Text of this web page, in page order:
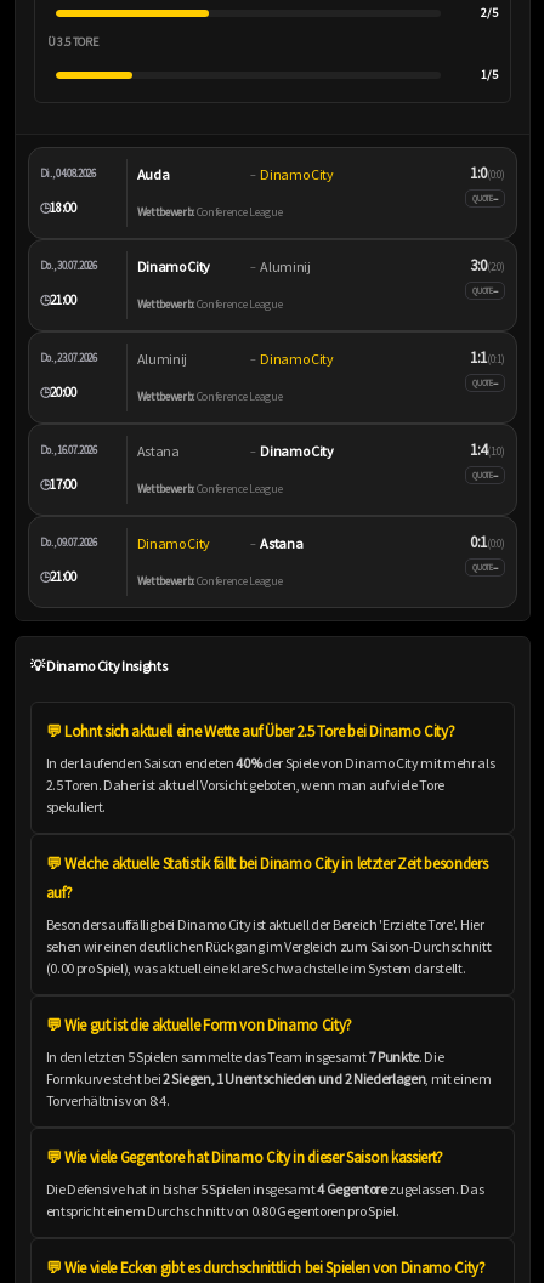
2/5
Ü 3.5 TORE
1/5
Di., 04.08.2026
🕒18:00
Auda – Dinamo City
Wettbewerb:Conference League
1:0(0:0)
QUOTE–
Do., 30.07.2026
🕒21:00
Dinamo City – Aluminij
Wettbewerb:Conference League
3:0(2:0)
QUOTE–
Do., 23.07.2026
🕒20:00
Aluminij – Dinamo City
Wettbewerb:Conference League
1:1(0:1)
QUOTE–
Do., 16.07.2026
🕒17:00
Astana – Dinamo City
Wettbewerb:Conference League
1:4(1:0)
QUOTE–
Do., 09.07.2026
🕒21:00
Dinamo City – Astana
Wettbewerb:Conference League
0:1(0:0)
QUOTE–
💡 Dinamo City Insights
💬 Lohnt sich aktuell eine Wette auf Über 2.5 Tore bei Dinamo City?
In der laufenden Saison endeten40%der Spiele von Dinamo City mit mehr als
2.5 Toren. Daher ist aktuell Vorsicht geboten, wenn man auf viele Tore
spekuliert.
💬 Welche aktuelle Statistik fällt bei Dinamo City in letzter Zeit besonders
auf?
Besonders auffällig bei Dinamo City ist aktuell der Bereich 'Erzielte Tore'. Hier
sehen wir einen deutlichen Rückgang im Vergleich zum Saison-Durchschnitt
(0.00 pro Spiel), was aktuell eine klare Schwachstelle im System darstellt.
💬 Wie gut ist die aktuelle Form von Dinamo City?
In den letzten 5 Spielen sammelte das Team insgesamt7 Punkte. Die
Formkurve steht bei2 Siegen, 1 Unentschieden und 2 Niederlagen, mit einem
Torverhältnis von 8:4.
💬 Wie viele Gegentore hat Dinamo City in dieser Saison kassiert?
Die Defensive hat in bisher 5 Spielen insgesamt4 Gegentorezugelassen. Das
entspricht einem Durchschnitt von 0.80 Gegentoren pro Spiel.
💬 Wie viele Ecken gibt es durchschnittlich bei Spielen von Dinamo City?